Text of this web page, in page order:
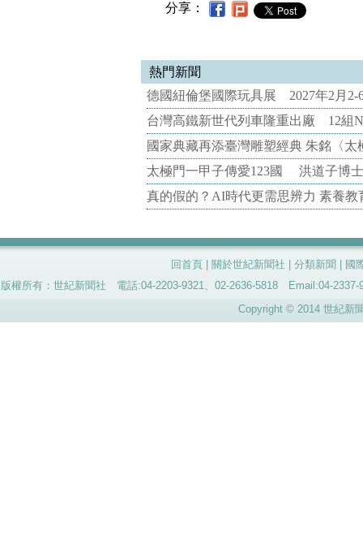
分享：
熱門新聞
德國紐倫堡國際玩具展 2027年2月2-
台灣高鐵新世代列車隆重出廠 12組
國家典藏再添臺灣雕塑經典 朱銘〈
太極門一甲子傳愛123國 洪道子博
真的假的？AI時代更需思辨力 素養
回首頁 關於世紀新聞社 分類新聞
國
版權所有：世紀新聞社 電話:04-2203-9321、02-2636-5818 Email:04-
Copyright © 2014 世紀新